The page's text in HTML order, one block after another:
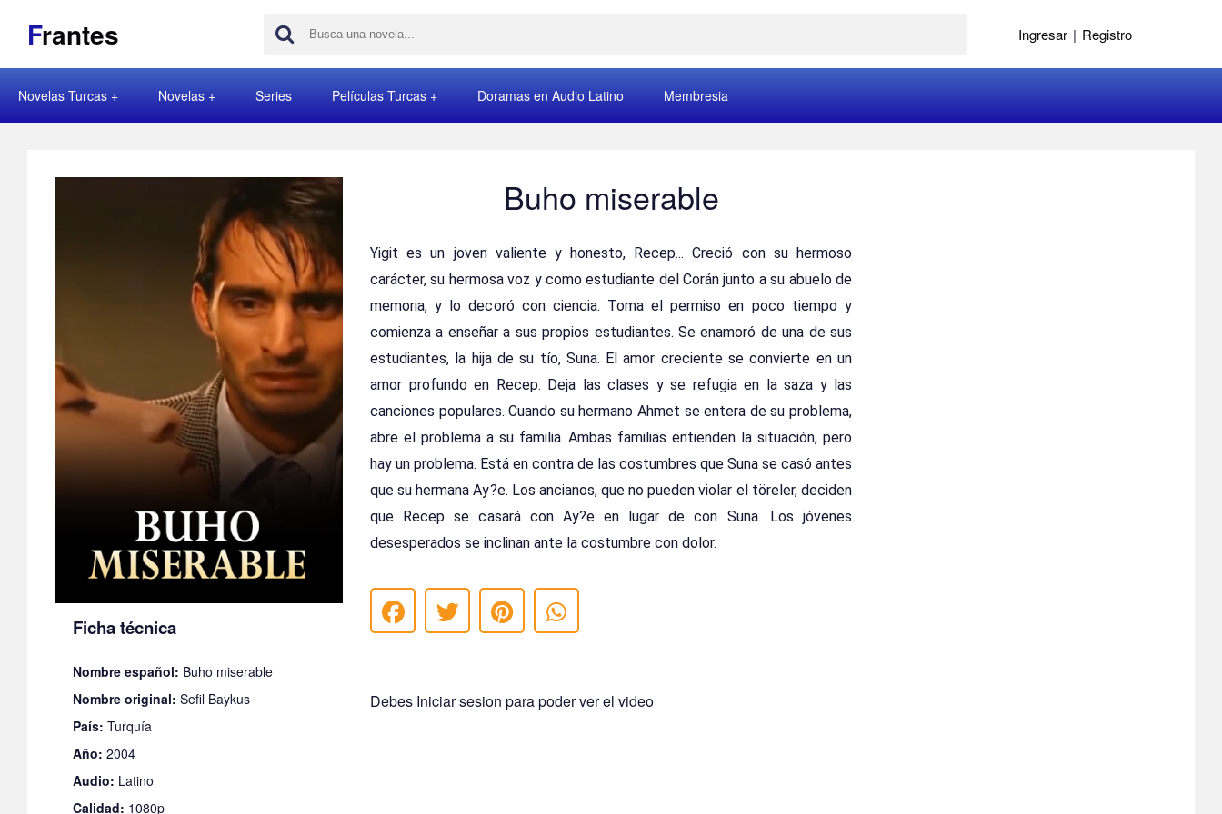
Frantes Ingresar | Registro
Novelas Turcas Novelas Series Películas Turcas Doramas en Audio Latino Membresia
Ficha técnica
Nombre español: Buho miserable
Nombre original: Sefil Baykus
País: Turquía
Año: 2004
Audio: Latino
Calidad: 1080p
Buho miserable
Yigit es un joven valiente y honesto, Recep... Creció con su hermoso
carácter, su hermosa voz y como estudiante del Corán junto a su abuelo de
memoria, y lo decoró con ciencia. Toma el permiso en poco tiempo y
comienza a enseñar a sus propios estudiantes. Se enamoró de una de sus
estudiantes, la hija de su tío, Suna. El amor creciente se convierte en un
amor profundo en Recep. Deja las clases y se refugia en la saza y las
canciones populares. Cuando su hermano Ahmet se entera de su problema,
abre el problema a su familia. Ambas familias entienden la situación, pero
hay un problema. Está en contra de las costumbres que Suna se casó antes
que su hermana Ay?e. Los ancianos, que no pueden violar el töreler, deciden
que Recep se casará con Ay?e en lugar de con Suna. Los jóvenes
desesperados se inclinan ante la costumbre con dolor.
Debes Iniciar sesion para poder ver el video